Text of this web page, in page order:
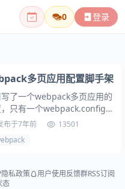
0 登录
多页应用配置脚手架
了一个webpack多页应用的
只有一个webpack.config.j
，实现了多入口配置打包css,
源文件处理。因为入口entry
需要自己添加，HtmlWebpac
样看来虽然配置是成功的，
机械化，...
布于7年前
13501
隐私政策 用户使用反馈群RSS订阅
态